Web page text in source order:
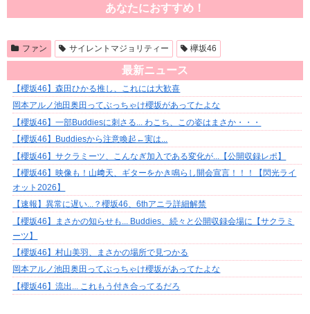
あなたにおすすめ！
ファン サイレントマジョリティー 欅坂46
最新ニュース
【櫻坂46】森田ひかる推し、これには大歓喜
岡本アルノ池田奥田ってぶっちゃけ櫻坂があってたよな
【櫻坂46】一部Buddiesに刺さる... わこち、この姿はまさか・・・
【櫻坂46】Buddiesから注意喚起←実は...
【櫻坂46】サクラミーツ、こんなぎ加入である変化が...【公開収録レポ】
【櫻坂46】映像も！山﨑天、ギターをかき鳴らし開会宣言！！！【閃光ライ
オット2026】
【速報】異常に遅い...？櫻坂46、6thアニラ詳細解禁
【櫻坂46】まさかの知らせも... Buddies、続々と公開収録会場に【サクラミ
ーツ】
【櫻坂46】村山美羽、まさかの場所で見つかる
岡本アルノ池田奥田ってぶっちゃけ櫻坂があってたよな
【櫻坂46】流出... これもう付き合ってるだろ